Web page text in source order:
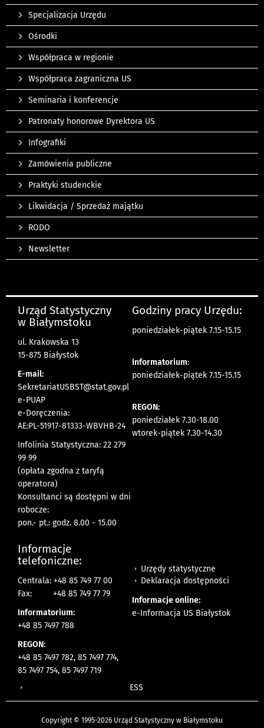
Specjalizacja Urzędu
Ośrodki
Współpraca w regionie
Współpraca zagraniczna US
Seminaria i konferencje
Patronaty honorowe Dyrektora US
Infografiki
Zamówienia publiczne
Praktyki studenckie
Likwidacja / Sprzedaż majątku
RODO
Newsletter
Urząd Statystyczny
w Białymstoku
ul. Krakowska 13
15-875 Białystok
E-mail:
SekretariatUSBST@stat.gov.pl
e-PUAP
e-Doręczenia:
AE:PL-51917-81333-WBVHB-24
Infolinia Statystyczna: 22 279
99 99
(opłata zgodna z taryfą
operatora)
Konsultanci są dostępni w dni
robocze:
pon.- pt.: godz. 8.00 - 15.00
Godziny pracy Urzędu:
poniedziałek-piątek 7.15-15.15
Informatorium:
poniedziałek-piątek 7.15-15.15
REGON:
poniedziałek 7.30-18.00
wtorek-piątek 7.30-14.30
Informacje
telefoniczne:
Centrala: +48 85 749 77 00
Fax:
+48 85 749 77 79
Informatorium:
+48 85 7497 788
REGON:
+48 85 7497 782, 85 7497 774,
85 7497 754, 85 7497 719
Urzędy statystyczne
Deklaracja dostępności
Informacje online:
e-Informacja US Białystok
ESS
Copyright © 1995-2026 Urząd Statystyczny w Białymstoku